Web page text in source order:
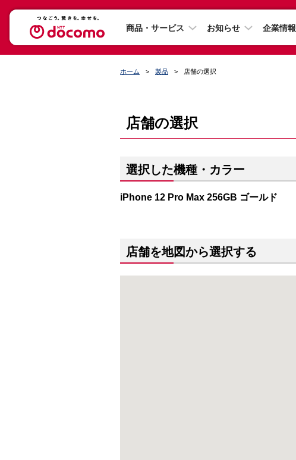
商品・サービス お知らせ 企業情報
ホーム 製品 店舗の選択
店舗の選択
選択した機種・カラー
iPhone 12 Pro Max 256GB ゴールド
店舗を地図から選択する